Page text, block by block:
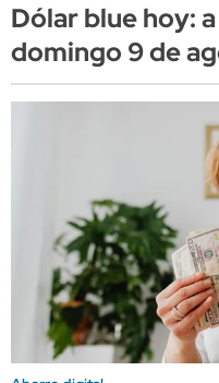
Dólar blue hoy:
domingo 9 de